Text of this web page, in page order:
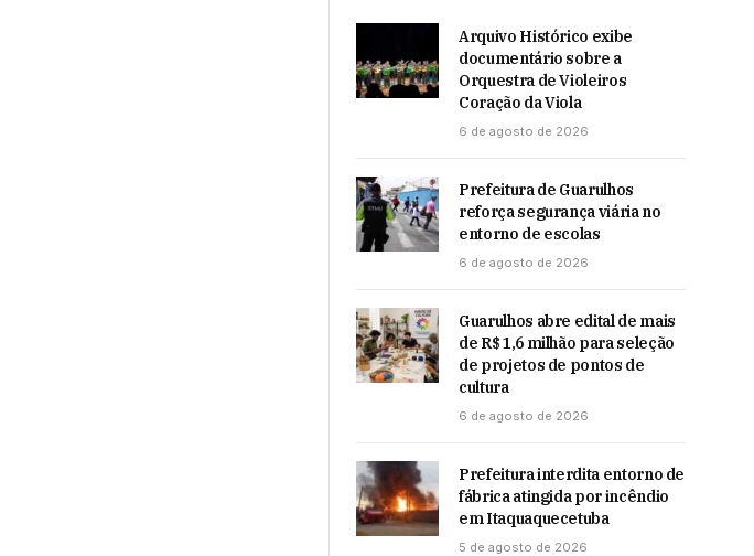
Arquivo Histórico exibe
documentário sobre a
Orquestra de Violeiros
Coração da Viola
6 de agosto de 2026
Prefeitura de Guarulhos
reforça segurança viária no
entorno de escolas
6 de agosto de 2026
Guarulhos abre edital de mais
de R$ 1,6 milhão para seleção
de projetos de pontos de
cultura
6 de agosto de 2026
Prefeitura interdita entorno de
fábrica atingida por incêndio
em Itaquaquecetuba
5 de agosto de 2026